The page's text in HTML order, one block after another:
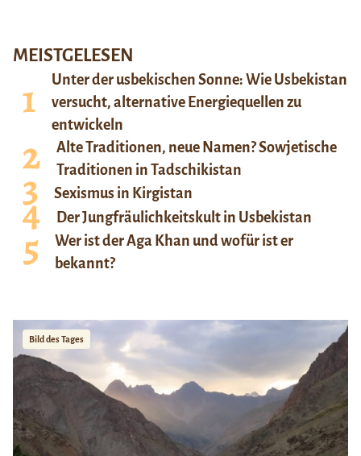
MEISTGELESEN
Unter der usbekischen Sonne: Wie Usbekistan
versucht, alternative Energiequellen zu
entwickeln
Alte Traditionen, neue Namen? Sowjetische
Traditionen in Tadschikistan
Sexismus in Kirgistan
Der Jungfräulichkeitskult in Usbekistan
Wer ist der Aga Khan und wofür ist er
bekannt?
Bild des Tages